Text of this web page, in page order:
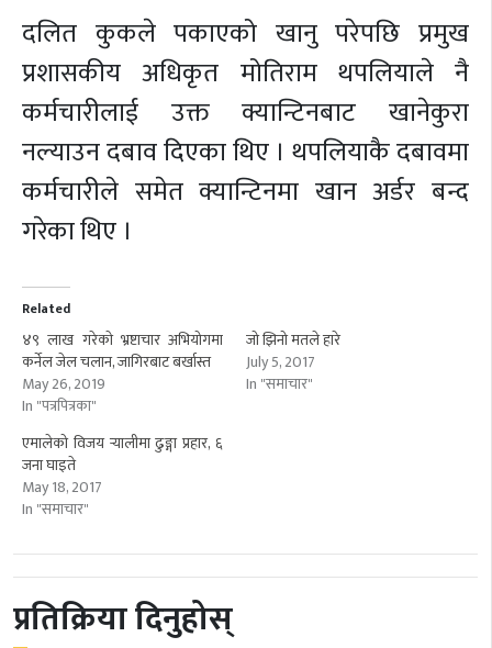
दलित कुकले पकाएको खानु परेपछि प्रमुख
प्रशासकीय अधिकृत मोतिराम थपलियाले नै
कर्मचारीलाई उक्त क्यान्टिनबाट खानेकुरा
नल्याउन दबाव दिएका थिए । थपलियाकै दबावमा
कर्मचारीले समेत क्यान्टिनमा खान अर्डर बन्द
गरेका थिए ।
Related
४९ लाख गरेकाे भ्रष्टाचार अभियोगमा
कर्नेल जेल चलान, जागिरबाट बर्खास्त
May 26, 2019
In "पत्रपित्रका"
जो झिनो मतले हारे
July 5, 2017
In "समाचार"
एमालेको विजय र्‍यालीमा ढुङ्गा प्रहार, ६
जना घाइते
May 18, 2017
In "समाचार"
प्रतिक्रिया दिनुहोस्